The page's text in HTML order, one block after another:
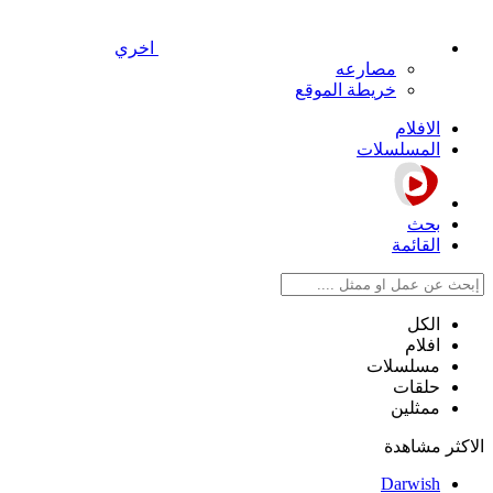
اخري
مصارعه
خريطة الموقع
الافلام
المسلسلات
بحث
القائمة
الكل
افلام
مسلسلات
حلقات
ممثلين
الاكثر مشاهدة
Darwish